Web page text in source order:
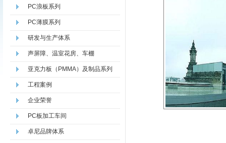
PC浪板系列
PC薄膜系列
研发与生产体系
声屏障、温室花房、车棚
亚克力板（PMMA）及制品系列
工程案例
企业荣誉
PC板加工车间
卓尼品牌体系